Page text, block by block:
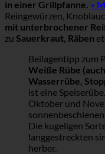
in einer Grillpfanne. »
Reingewürzen,
mit unterbrochener
zu Sauerkraut, Räben
Beilagentipp zum
Weiße Rübe
Wasserrübe,
ist eine
Oktober und
Die kugeligen
langgestreckten
herber.